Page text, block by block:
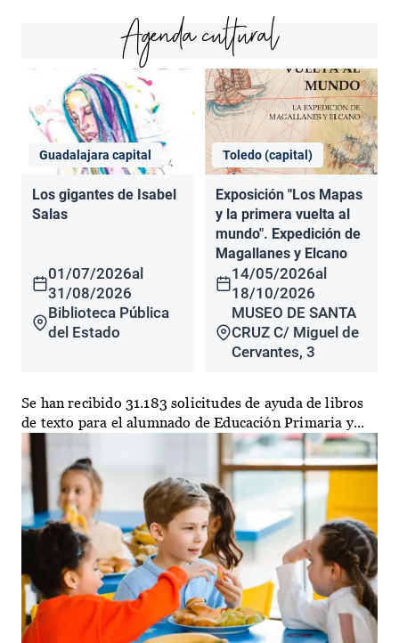
Agenda cultural
Guadalajara capital
Los gigantes de Isabel
Salas
01/07/2026al
31/08/2026
Biblioteca Pública
del Estado
Toledo (capital)
Exposición "Los Mapas
y la primera vuelta al
mundo". Expedición de
Magallanes y Elcano
14/05/2026al
18/10/2026
MUSEO DE SANTA
CRUZ C/ Miguel de
Cervantes, 3
Se han recibido 31.183 solicitudes de ayuda de libros
de texto para el alumnado de Educación Primaria y...